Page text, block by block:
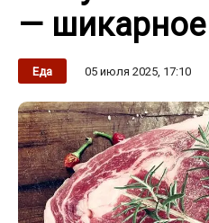
—
Еда 05 июля 2025, 17:10